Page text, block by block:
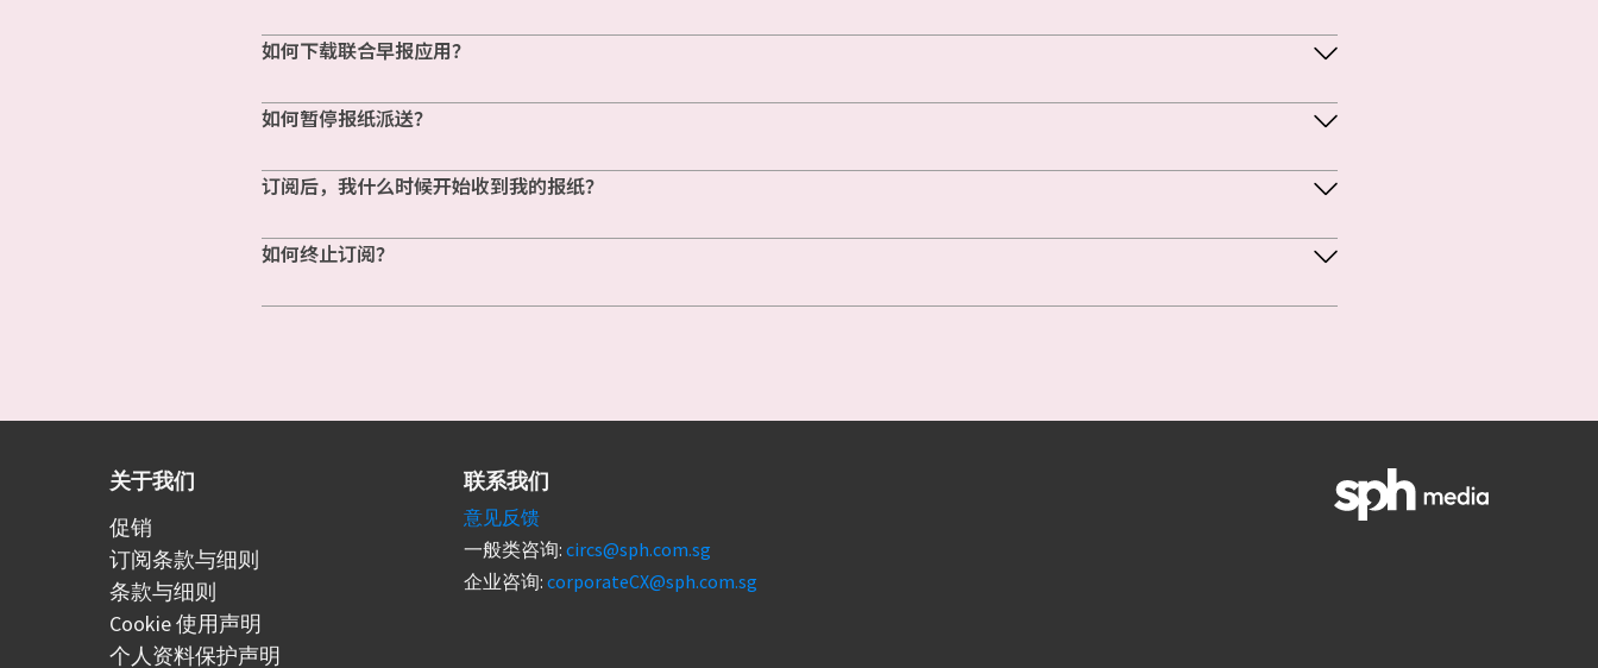
如何下载联合早报应用？
如何暂停报纸派送？
订阅后，我什么时候开始收到我的报纸？
如何终止订阅？
关于我们
促销
订阅条款与细则
条款与细则
Cookie 使用声明
个人资料保护声明
联系我们
意见反馈
一般类咨询: circs@sph.com.sg
企业咨询: corporateCX@sph.com.sg